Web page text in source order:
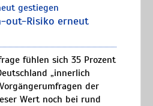
out-Risiko erneut
fühlen sich 35 Prozent
„innerlich
der
Wert noch bei rund